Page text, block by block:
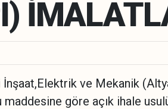
ve Mekanik
maddesine göre açık ihale